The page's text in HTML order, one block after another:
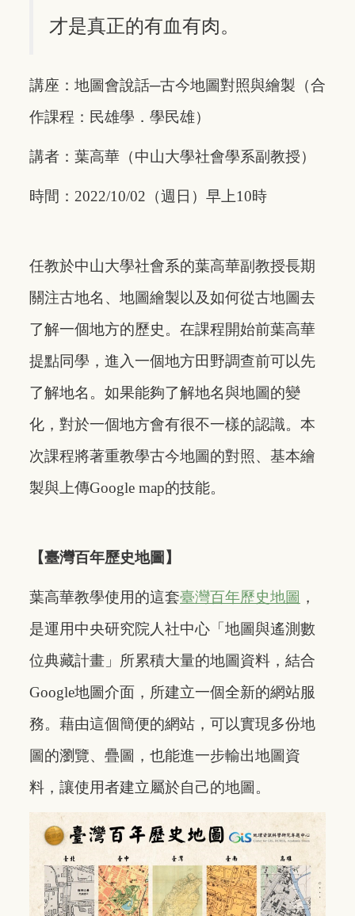
才是真正的有血有肉。
講座：地圖會說話─古今地圖對照與繪製（合
作課程：民雄學．學民雄）
講者：葉高華（中山大學社會學系副教授）
時間：2022/10/02（週日）早上10時
任教於中山大學社會系的葉高華副教授長期
關注古地名、地圖繪製以及如何從古地圖去
了解一個地方的歷史。在課程開始前葉高華
提點同學，進入一個地方田野調查前可以先
了解地名。如果能夠了解地名與地圖的變
化，對於一個地方會有很不一樣的認識。本
次課程將著重教學古今地圖的對照、基本繪
製與上傳Google map的技能。
【臺灣百年歷史地圖】
葉高華教學使用的這套臺灣百年歷史地圖 ，
是運用中央研究院人社中心「地圖與遙測數
位典藏計畫」所累積大量的地圖資料，結合
Google地圖介面，所建立一個全新的網站服
務。藉由這個簡便的網站，可以實現多份地
圖的瀏覽、疊圖，也能進一步輸出地圖資
料，讓使用者建立屬於自己的地圖。